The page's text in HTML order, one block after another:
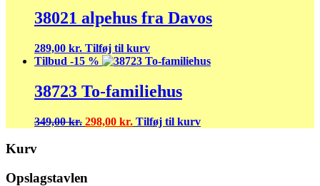
38021 alpehus fra Davos
289,00 kr. Tilføj til kurv
Tilbud -15 %
38723 To-familiehus
349,00kr. Den
298,00 kr. Den
Tilføj til kurv
Kurv
Opslagstavlen